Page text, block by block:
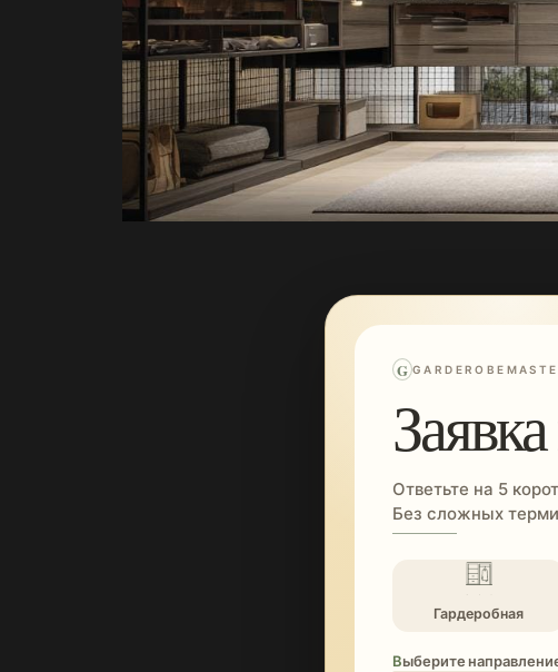
G
Ответьте на 5
Без сложных
Гардеробная
Выберите